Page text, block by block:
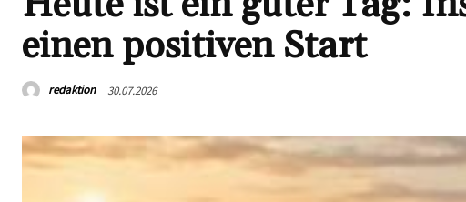
einen positiven Start
redaktion 30.07.2026